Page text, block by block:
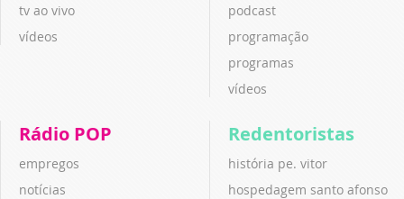
tv ao vivo
vídeos
podcast
programação
programas
vídeos
Rádio POP
empregos
notícias
Redentoristas
história pe. vitor
hospedagem santo afonso